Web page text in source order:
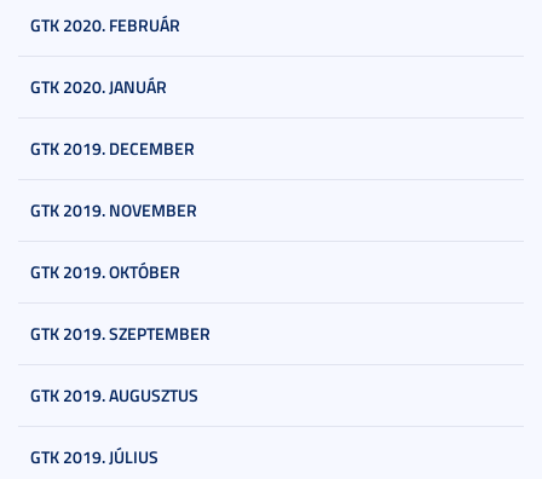
GTK 2020. FEBRUÁR
GTK 2020. JANUÁR
GTK 2019. DECEMBER
GTK 2019. NOVEMBER
GTK 2019. OKTÓBER
GTK 2019. SZEPTEMBER
GTK 2019. AUGUSZTUS
GTK 2019. JÚLIUS